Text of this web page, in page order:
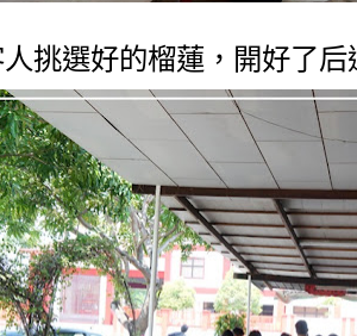
挑選好的榴蓮，開好了